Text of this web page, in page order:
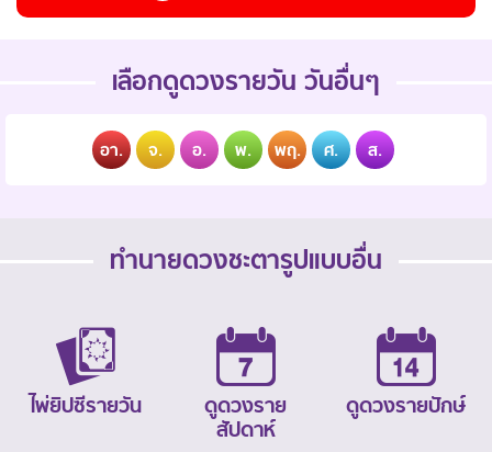
เลือกดูดวงรายวัน วันอื่นๆ
อา. จ. อ. พ. พฤ. ศ. ส.
ทำนายดวงชะตารูปแบบอื่น
ไพ่ยิปซีรายวัน
ดูดวงราย
สัปดาห์
ดูดวงรายปักษ์